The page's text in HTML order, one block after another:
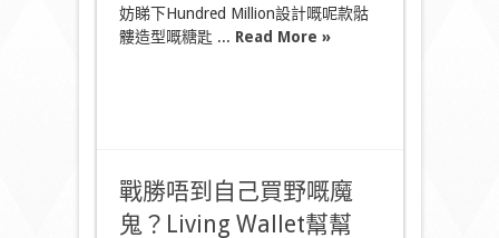
髏
糖
妨睇下Hundred Million設計嘅呢款骷
髏造型嘅糖匙 ... Read More »
戰勝唔到自己買野嘅魔
鬼？Living Wallet幫幫